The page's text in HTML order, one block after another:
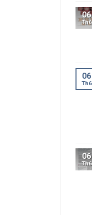
06
Th6
06
Th6
06
Th6